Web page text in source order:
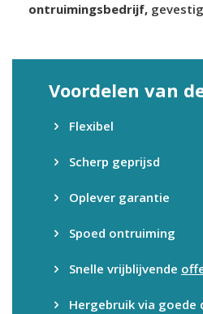
ontruimingsbedrijf,
Voordelen van
Flexibel
Scherp geprijsd
Oplever garantie
Spoed ontruiming
Snelle vrijblijvende
Hergebruik via goede